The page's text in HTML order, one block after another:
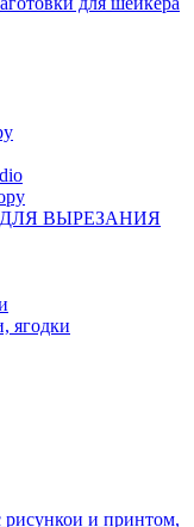
ВЫРЕЗАНИЯ
ягодки
и принтом,